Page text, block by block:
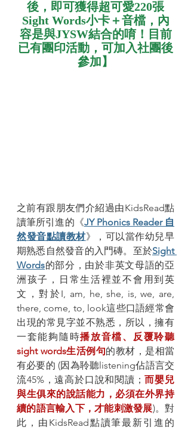
後，即可獲得超可愛220張
Sight Words小卡＋音檔，內
容是與JYSW結合的唷！目前
已有團印活動，可加入社團後
參加】
之前有跟朋友們介紹過由KidsRead點
讀筆所引進的《JY Phonics Reader 自
然發音點讀教材》，可以當作幼兒早
期熟悉自然發音的入門磚。至於Sight
Words的部分，由於非英文母語的亞
洲孩子，日常生活裡並不會用到英
文，對於I, am, he, she, is, we, are,
there, come, to, look這些口語經常會
出現的常見字並不熟悉，所以，擁有
一套能夠隨時播放音檔、反覆聆聽
sight words生活例句的教材，是相當
有必要的 (因為聆聽listening佔語言交
流45%，遠高於口說和閱讀； 而嬰兒
與生俱來的說話能力，必須在外界持
續的語言輸入下，才能刺激發展)。對
此，由KidsRead點讀筆最新引進的